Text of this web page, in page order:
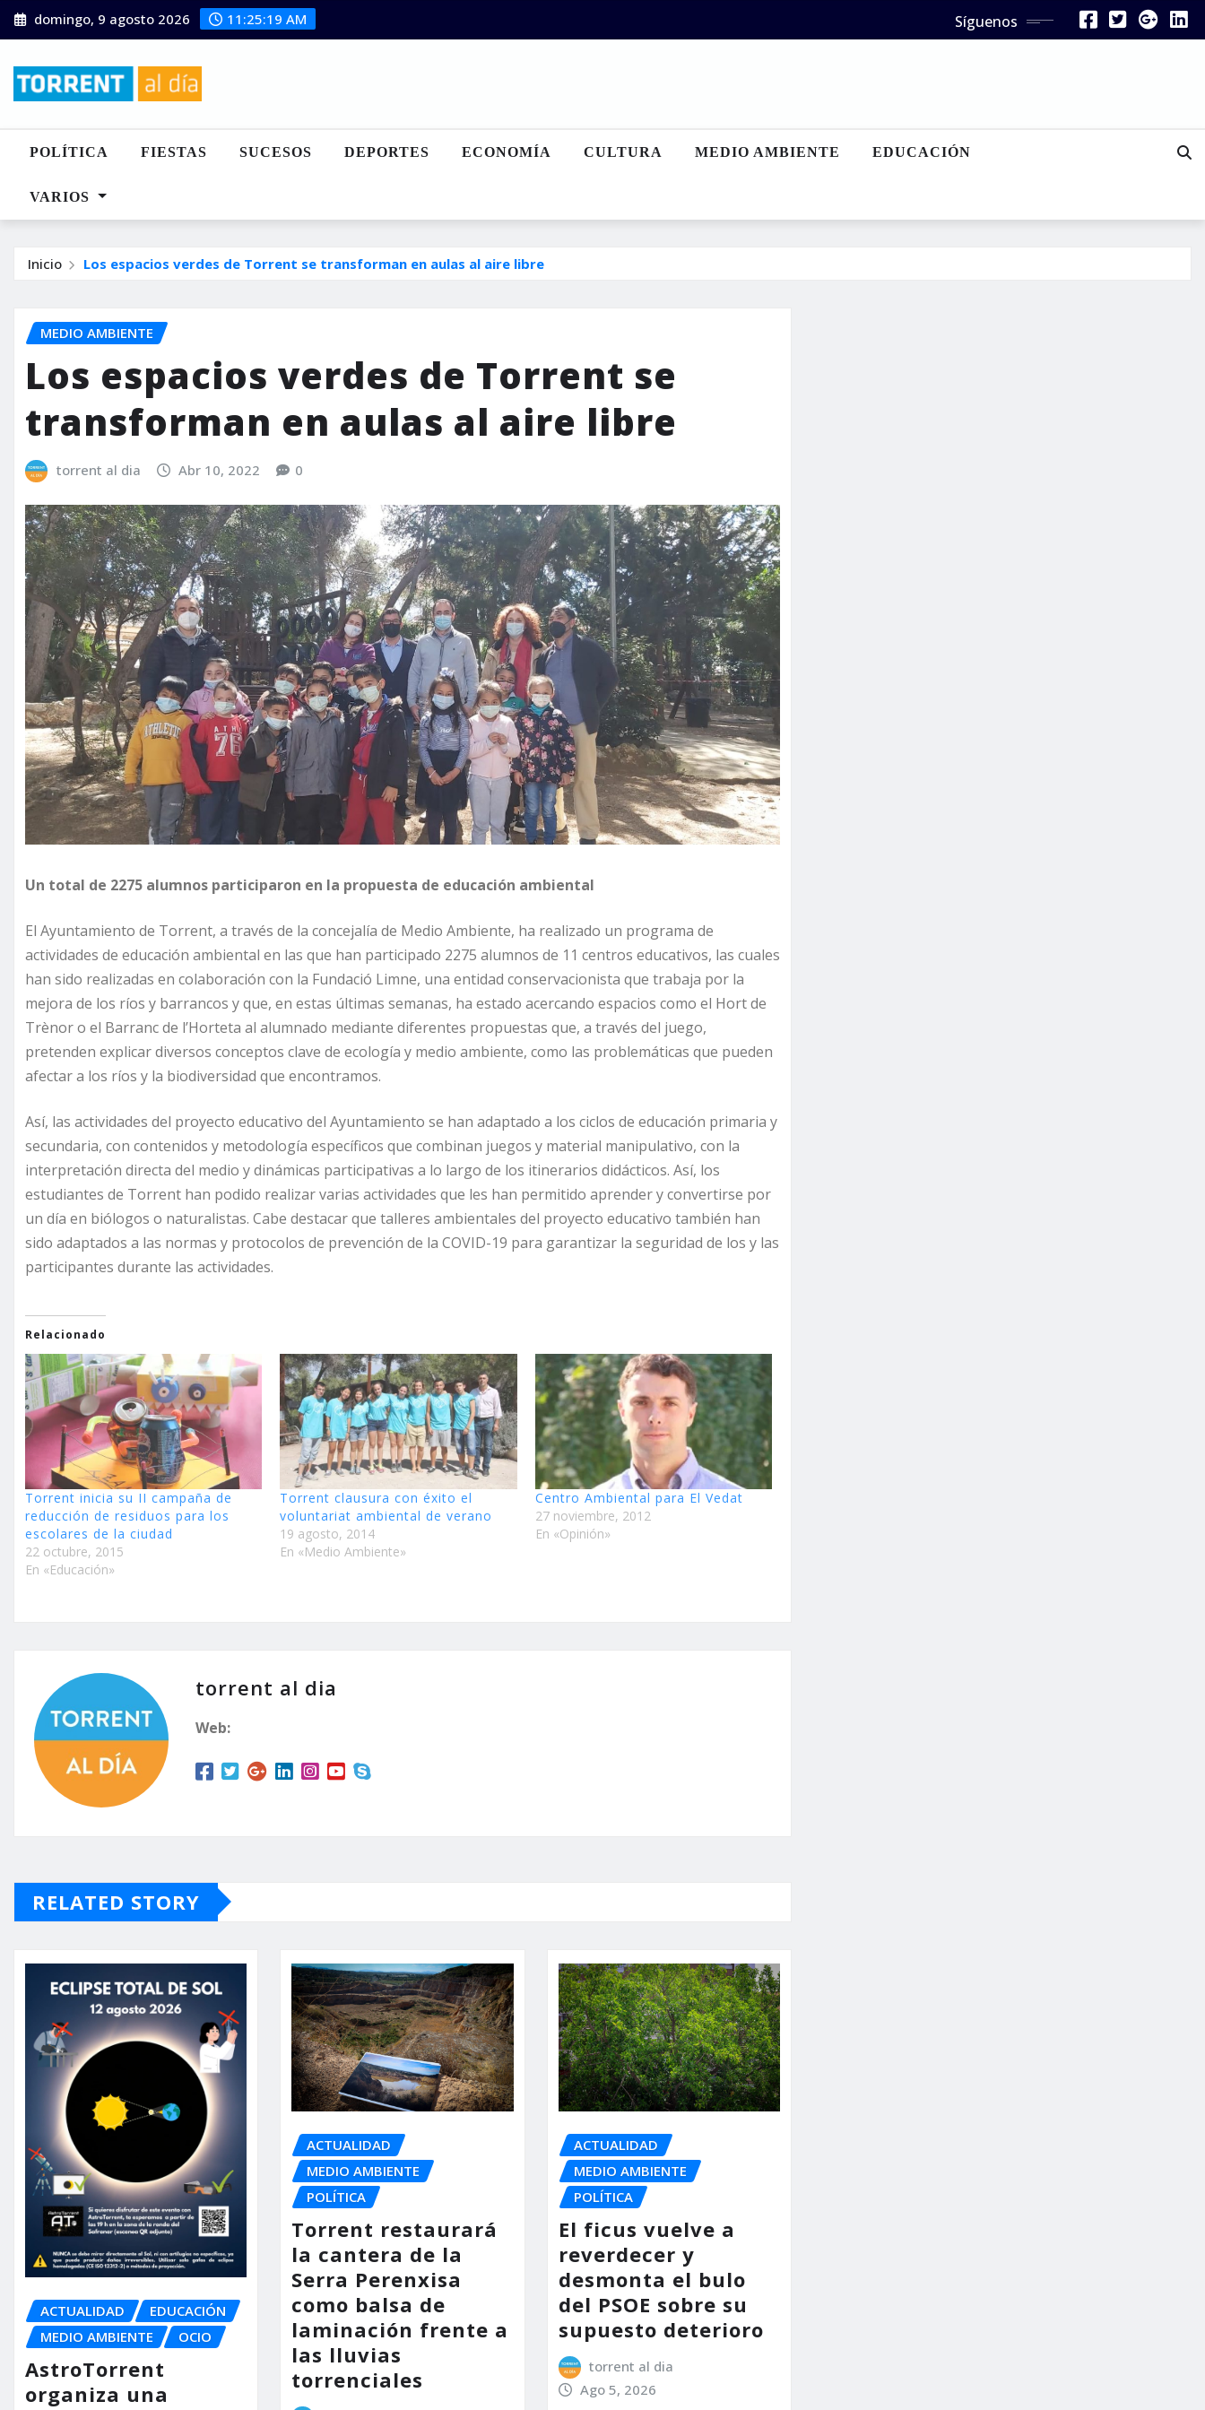
Saltar
al
domingo, 9 agosto 2026 11:25:20 AM Síguenos
POLÍTICA FIESTAS SUCESOS DEPORTES ECONOMÍA CULTURA MEDIO AMBIENTE EDUCACIÓN
VARIOS
Inicio Los espacios verdes de Torrent se transforman en aulas al aire libre
MEDIO AMBIENTE
Los espacios verdes de Torrent se
transforman en aulas al aire libre
torrent al dia Abr 10, 2022 0
Un total de 2275 alumnos participaron en la propuesta de educación ambiental
El Ayuntamiento de Torrent, a través de la concejalía de Medio Ambiente, ha realizado un programa de
actividades de educación ambiental en las que han participado 2275 alumnos de 11 centros educativos, las cuales
han sido realizadas en colaboración con la Fundació Limne, una entidad conservacionista que trabaja por la
mejora de los ríos y barrancos y que, en estas últimas semanas, ha estado acercando espacios como el Hort de
Trènor o el Barranc de l’Horteta al alumnado mediante diferentes propuestas que, a través del juego,
pretenden explicar diversos conceptos clave de ecología y medio ambiente, como las problemáticas que pueden
afectar a los ríos y la biodiversidad que encontramos.
Así, las actividades del proyecto educativo del Ayuntamiento se han adaptado a los ciclos de educación primaria y
secundaria, con contenidos y metodología específicos que combinan juegos y material manipulativo, con la
interpretación directa del medio y dinámicas participativas a lo largo de los itinerarios didácticos. Así, los
estudiantes de Torrent han podido realizar varias actividades que les han permitido aprender y convertirse por
un día en biólogos o naturalistas. Cabe destacar que talleres ambientales del proyecto educativo también han
sido adaptados a las normas y protocolos de prevención de la COVID-19 para garantizar la seguridad de los y las
participantes durante las actividades.
Relacionado
Torrent inicia su II campaña de
reducción de residuos para los
escolares de la ciudad
22 octubre, 2015
En «Educación»
Torrent clausura con éxito el
voluntariat ambiental de verano
19 agosto, 2014
En «Medio Ambiente»
Centro Ambiental para El Vedat
27 noviembre, 2012
En «Opinión»
torrent al dia
Web:
RELATED STORY
ACTUALIDAD
EDUCACIÓN
MEDIO AMBIENTE
OCIO
AstroTorrent
organiza una
ACTUALIDAD
MEDIO AMBIENTE
POLÍTICA
Torrent restaurará
la cantera de la
Serra Perenxisa
como balsa de
laminación frente a
las lluvias
torrenciales
ACTUALIDAD
MEDIO AMBIENTE
POLÍTICA
El ficus vuelve a
reverdecer y
desmonta el bulo
del PSOE sobre su
supuesto deterioro
torrent al dia
Ago 5, 2026